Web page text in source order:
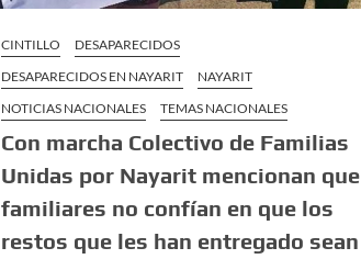
CINTILLO
DESAPARECIDOS
DESAPARECIDOS EN NAYARIT
NAYARIT
NOTICIAS NACIONALES
TEMAS NACIONALES
Con marcha Colectivo de Familias
Unidas por Nayarit mencionan que
familiares no confían en que los
restos que les han entregado sean